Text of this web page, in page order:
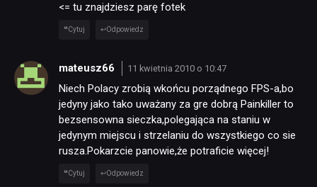
RECENZJE
PUBLICYSTYKA
<= tu znajdziesz parę fotek
Cytuj Odpowiedz
mateusz66 11 kwietnia 2010 o 10:47
Niech Polacy zrobią wkońcu porządnego FPS-a,bo
jedyny jako tako uważany za gre dobrą Painkiller to
bezsensowna sieczka,polegająca na staniu w
jedynym miejscu i strzelaniu do wszystkiego co sie
rusza.Pokarzcie panowie,że potraficie więcej!
Cytuj Odpowiedz